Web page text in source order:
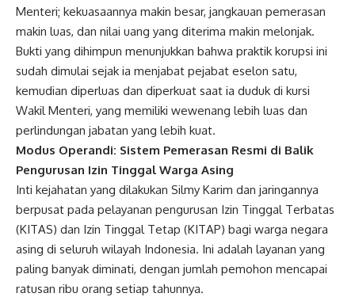
Menteri; kekuasaannya makin besar, jangkauan pemerasan
makin luas, dan nilai uang yang diterima makin melonjak.
Bukti yang dihimpun menunjukkan bahwa praktik korupsi ini
sudah dimulai sejak ia menjabat pejabat eselon satu,
kemudian diperluas dan diperkuat saat ia duduk di kursi
Wakil Menteri, yang memiliki wewenang lebih luas dan
perlindungan jabatan yang lebih kuat.
Modus Operandi: Sistem Pemerasan Resmi di Balik
Pengurusan Izin Tinggal Warga Asing
Inti kejahatan yang dilakukan Silmy Karim dan jaringannya
berpusat pada pelayanan pengurusan Izin Tinggal Terbatas
(KITAS) dan Izin Tinggal Tetap (KITAP) bagi warga negara
asing di seluruh wilayah Indonesia. Ini adalah layanan yang
paling banyak diminati, dengan jumlah pemohon mencapai
ratusan ribu orang setiap tahunnya.